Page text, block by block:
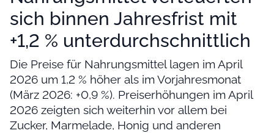
sich binnen Jahresfrist mit
+1,2 % unterdurchschnittlich
Die Preise für Nahrungsmittel lagen im April
2026 um 1,2 % höher als im Vorjahresmonat
(März 2026: +0,9 %). Preiserhöhungen im April
2026 zeigten sich weiterhin vor allem bei
Zucker, Marmelade, Honig und anderen